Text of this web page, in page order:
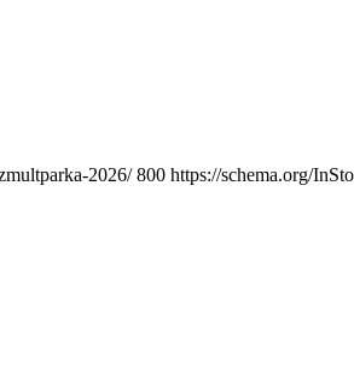
2026/ 800 https://schema.org/